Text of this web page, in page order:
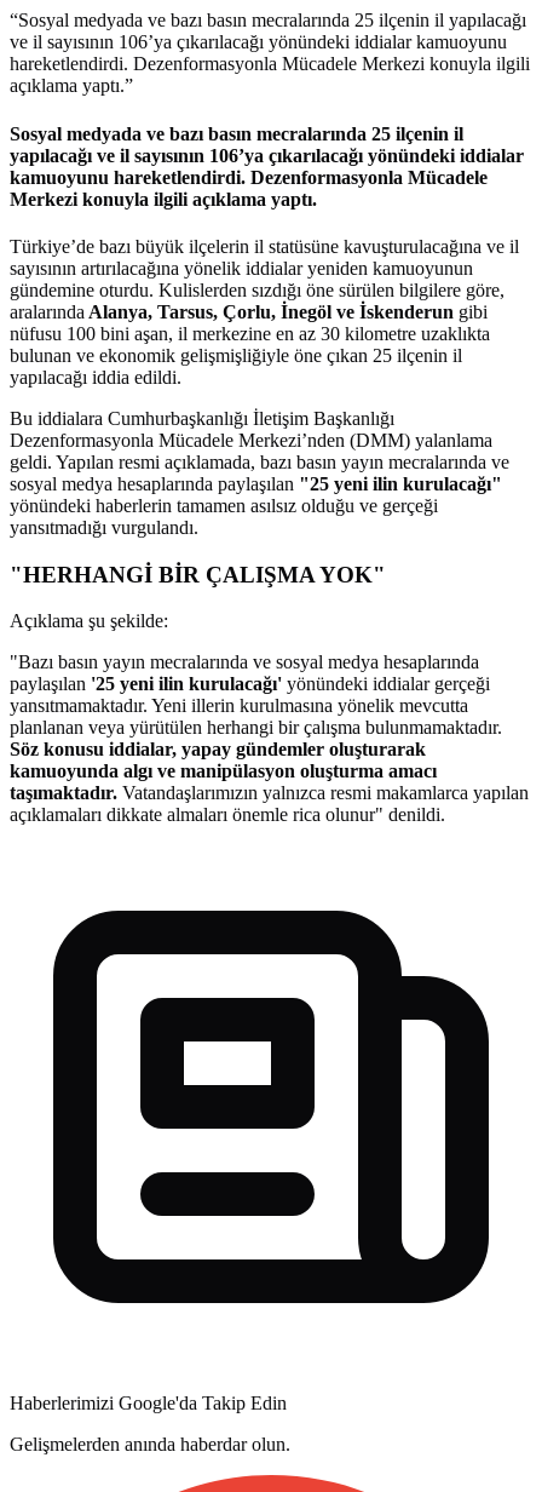
“Sosyal medyada ve bazı basın mecralarında 25 ilçenin il yapılacağı
ve il sayısının 106’ya çıkarılacağı yönündeki iddialar kamuoyunu
hareketlendirdi. Dezenformasyonla Mücadele Merkezi konuyla ilgili
açıklama yaptı.”
Sosyal medyada ve bazı basın mecralarında 25 ilçenin il
yapılacağı ve il sayısının 106’ya çıkarılacağı yönündeki iddialar
kamuoyunu hareketlendirdi. Dezenformasyonla Mücadele
Merkezi konuyla ilgili açıklama yaptı.
Türkiye’de bazı büyük ilçelerin il statüsüne kavuşturulacağına ve il
sayısının artırılacağına yönelik iddialar yeniden kamuoyunun
gündemine oturdu. Kulislerden sızdığı öne sürülen bilgilere göre,
aralarında Alanya, Tarsus, Çorlu, İnegöl ve İskenderun gibi
nüfusu 100 bini aşan, il merkezine en az 30 kilometre uzaklıkta
bulunan ve ekonomik gelişmişliğiyle öne çıkan 25 ilçenin il
yapılacağı iddia edildi.
Bu iddialara Cumhurbaşkanlığı İletişim Başkanlığı
Dezenformasyonla Mücadele Merkezi’nden (DMM) yalanlama
geldi. Yapılan resmi açıklamada, bazı basın yayın mecralarında ve
sosyal medya hesaplarında paylaşılan "25 yeni ilin kurulacağı"
yönündeki haberlerin tamamen asılsız olduğu ve gerçeği
yansıtmadığı vurgulandı.
"HERHANGİ BİR ÇALIŞMA YOK"
Açıklama şu şekilde:
"Bazı basın yayın mecralarında ve sosyal medya hesaplarında
paylaşılan '25 yeni ilin kurulacağı' yönündeki iddialar gerçeği
yansıtmamaktadır. Yeni illerin kurulmasına yönelik mevcutta
planlanan veya yürütülen herhangi bir çalışma bulunmamaktadır.
Söz konusu iddialar, yapay gündemler oluşturarak
kamuoyunda algı ve manipülasyon oluşturma amacı
taşımaktadır. Vatandaşlarımızın yalnızca resmi makamlarca yapılan
açıklamaları dikkate almaları önemle rica olunur" denildi.
Haberlerimizi Google'da Takip Edin
Gelişmelerden anında haberdar olun.